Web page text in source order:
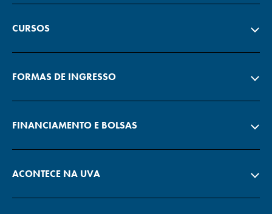
CURSOS
FORMAS DE INGRESSO
FINANCIAMENTO E BOLSAS
ACONTECE NA UVA